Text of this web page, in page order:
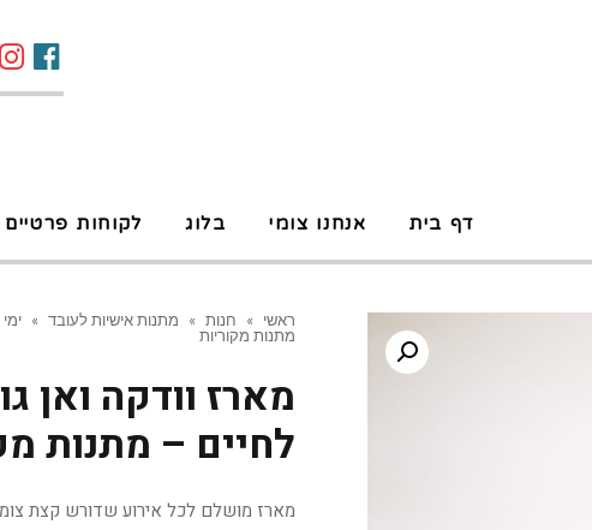
דף בית אנחנו צומי בלוג לקוחות פרטיים
ראשי » חנות » מתנות אישיות לעובד »
מתנות מקוריות
מארז וודקה ואן
לחיים – מתנות
מארז מושלם לכל אירוע שדורש קצת